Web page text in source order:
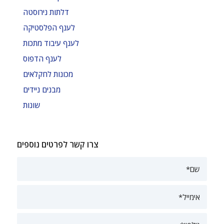
דלתות נירוסטה
לענף הפלסטיקה
לענף עיבוד מתכות
לענף הדפוס
מכונות לחקלאים
מבנים ניידים
שונות
צרו קשר לפרטים נוספים